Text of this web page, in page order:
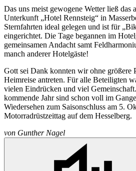
Das uns meist gewogene Wetter ließ das
Unterkunft „Hotel Rennsteig“ in
Sternfahrten ideal gelegen und ist für
eingerichtet. Die Tage begannen im
gemeinsamen Andacht samt
manch anderer Hotelgäste!
Gott sei Dank konnten wir ohne größere
Heimreise antreten. Für alle Beteiligten
vielen Eindrücken und viel
kommende Jahr sind schon voll im
Wiedersehen zum Saisonschluss am 5.
Motorradrüstzeittag auf dem Hesselberg.
von Gunther Nagel